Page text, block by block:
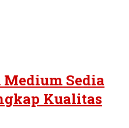
Sedia
Kualitas